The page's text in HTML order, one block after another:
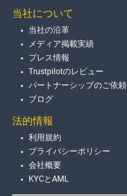
当社について
当社の沿革
メディア掲載実績
プレス情報
Trustpilotのレビュー
パートナーシップのご依頼
ブログ
法的情報
利用規約
プライバシーポリシー
会社概要
KYCとAML